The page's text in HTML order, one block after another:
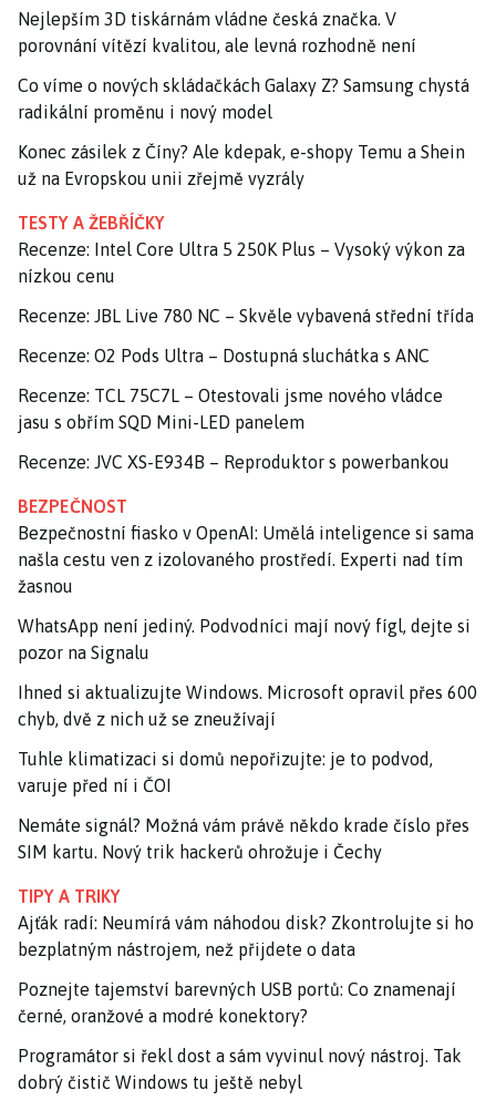
Nejlepším 3D tiskárnám vládne česká značka. V
porovnání vítězí kvalitou, ale levná rozhodně není
Co víme o nových skládačkách Galaxy Z? Samsung chystá
radikální proměnu i nový model
Konec zásilek z Číny? Ale kdepak, e-shopy Temu a Shein
už na Evropskou unii zřejmě vyzrály
TESTY A ŽEBŘÍČKY
Recenze: Intel Core Ultra 5 250K Plus – Vysoký výkon za
nízkou cenu
Recenze: JBL Live 780 NC – Skvěle vybavená střední třída
Recenze: O2 Pods Ultra – Dostupná sluchátka s ANC
Recenze: TCL 75C7L – Otestovali jsme nového vládce
jasu s obřím SQD Mini-LED panelem
Recenze: JVC XS-E934B – Reproduktor s powerbankou
BEZPEČNOST
Bezpečnostní fiasko v OpenAI: Umělá inteligence si sama
našla cestu ven z izolovaného prostředí. Experti nad tím
žasnou
WhatsApp není jediný. Podvodníci mají nový fígl, dejte si
pozor na Signalu
Ihned si aktualizujte Windows. Microsoft opravil přes 600
chyb, dvě z nich už se zneužívají
Tuhle klimatizaci si domů nepořizujte: je to podvod,
varuje před ní i ČOI
Nemáte signál? Možná vám právě někdo krade číslo přes
SIM kartu. Nový trik hackerů ohrožuje i Čechy
TIPY A TRIKY
Ajťák radí: Neumírá vám náhodou disk? Zkontrolujte si ho
bezplatným nástrojem, než přijdete o data
Poznejte tajemství barevných USB portů: Co znamenají
černé, oranžové a modré konektory?
Programátor si řekl dost a sám vyvinul nový nástroj. Tak
dobrý čistič Windows tu ještě nebyl